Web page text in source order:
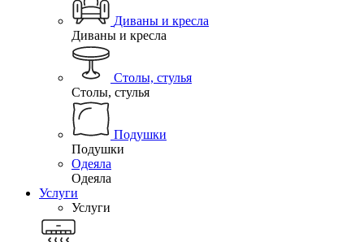
Диваны и кресла
Диваны и кресла
Столы, стулья
Столы, стулья
Подушки
Подушки
Одеяла
Одеяла
Услуги
Услуги